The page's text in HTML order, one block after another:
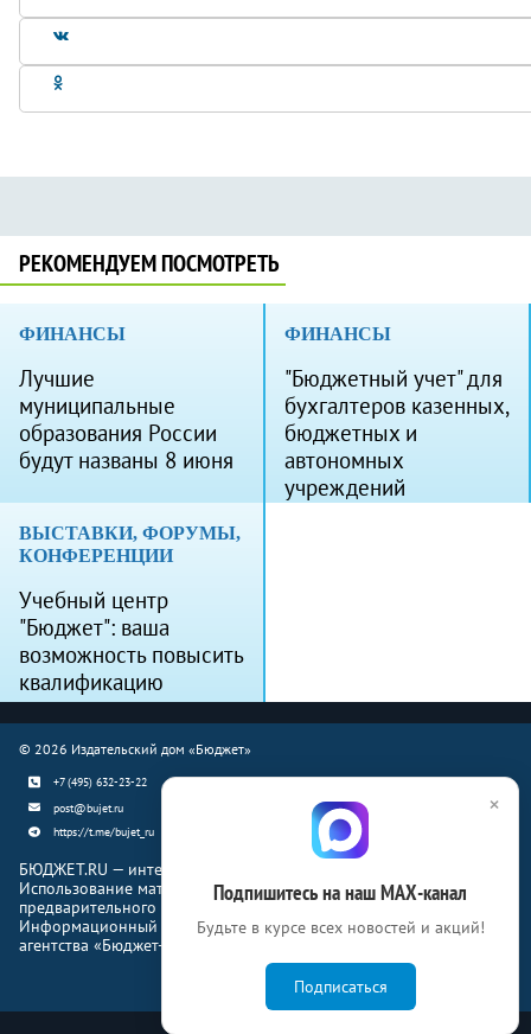
РЕКОМЕНДУЕМ ПОСМОТРЕТЬ
ФИНАНСЫ
Лучшие
муниципальные
образования России
будут названы 8 июня
ФИНАНСЫ
"Бюджетный учет" для
бухгалтеров казенных,
бюджетных и
автономных
учреждений
ВЫСТАВКИ, ФОРУМЫ,
КОНФЕРЕНЦИИ
Учебный центр
"Бюджет": ваша
возможность повысить
квалификацию
© 2026 Издательский дом «Бюджет»
+7 (495) 632-23-22
post@bujet.ru
https://t.me/bujet_ru
БЮДЖЕТ.RU — интернет-издание о финансовой жизни страны.
Использование материалов Бюджет.ru разрешено только с
предварительного письменного согласия правообладателей.
Информационный продукт «Журнал Бюджет» информационного
агентства «Бюджет-Медиа»
×
Подпишитесь на наш МАХ-канал
Будьте в курсе всех новостей и акций!
Подписаться